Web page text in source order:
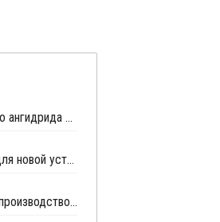
Завод по производству малеинового ангидрида компании Wanhua Chemical повысил производительность
Lummus предоставит технологию для новой установки дегидрирования пропана в Китае
Nan Ya Plastics закрыла на ремонт производство малеинового ангидрида в Майлиао